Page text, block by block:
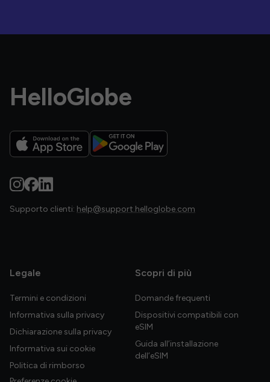
HelloGlobe
Supporto clienti: help@support.helloglobe.com
Legale
Termini e condizioni
Informativa sulla privacy
Dichiarazione sulla privacy
Informativa sui cookie
Politica di rimborso
Scopri di più
Domande frequenti
Dispositivi compatibili con
eSIM
Guida all’installazione
dell’eSIM